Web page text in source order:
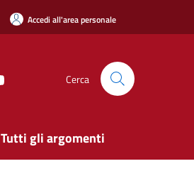
Accedi all'area personale
Cerca
Tutti gli argomenti